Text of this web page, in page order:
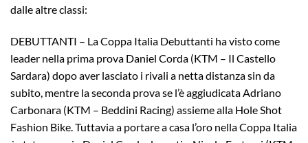
dalle altre classi:
DEBUTTANTI – La Coppa Italia Debuttanti ha visto come
leader nella prima prova Daniel Corda (KTM – Il Castello
Sardara) dopo aver lasciato i rivali a netta distanza sin da
subito, mentre la seconda prova se l’è aggiudicata Adriano
Carbonara (KTM – Beddini Racing) assieme alla Hole Shot
Fashion Bike. Tuttavia a portare a casa l’oro nella Coppa Italia